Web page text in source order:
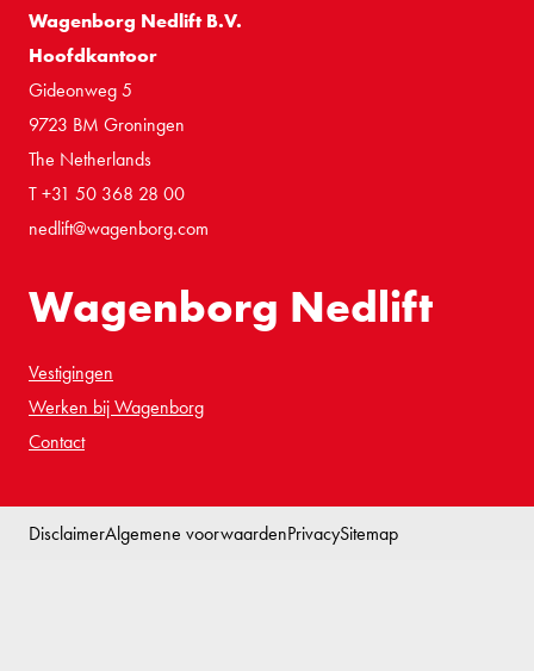
Wagenborg Nedlift B.V.
Hoofdkantoor
Gideonweg 5
9723 BM Groningen
The Netherlands
T +31 50 368 28 00
nedlift@wagenborg.com
Wagenborg Nedlift
Vestigingen
Werken bij Wagenborg
Contact
DisclaimerAlgemene voorwaardenPrivacySitemap